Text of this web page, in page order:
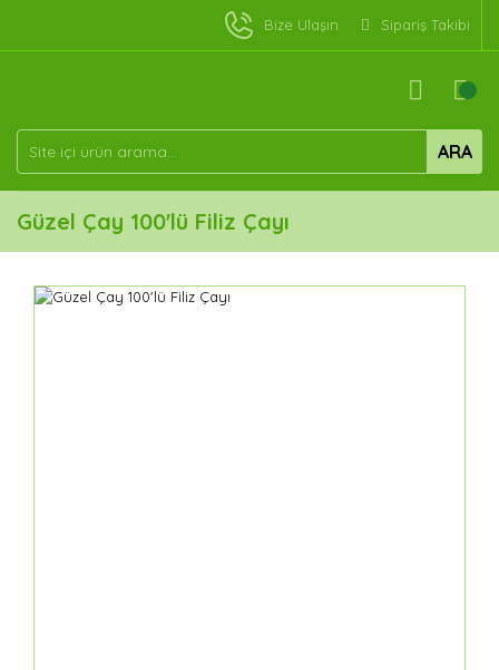
Bize Ulaşın Sipariş Takibi
ARA
Güzel Çay 100'lü Filiz Çayı